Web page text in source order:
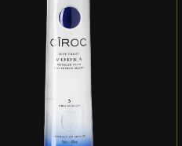
ADD TO CART /